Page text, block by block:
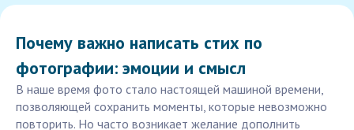
Почему важно написать стих по
фотографии: эмоции и смысл
В наше время фото стало настоящей машиной времени,
позволяющей сохранить моменты, которые невозможно
повторить. Но часто возникает желание дополнить